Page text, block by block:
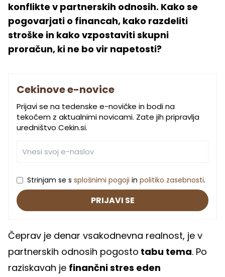
konflikte v partnerskih odnosih. Kako se
pogovarjati o financah, kako razdeliti
stroške in kako vzpostaviti skupni
proračun, ki ne bo vir napetosti?
Cekinove e-novice
Prijavi se na tedenske e-novičke in bodi na
tekočem z aktualnimi novicami. Zate jih pripravlja
uredništvo Cekin.si.
Strinjam se s splošnimi pogoji in politiko zasebnosti.
PRIJAVI SE
Čeprav je denar vsakodnevna realnost, je v
partnerskih odnosih pogosto tabu tema. Po
raziskavah je finančni stres eden